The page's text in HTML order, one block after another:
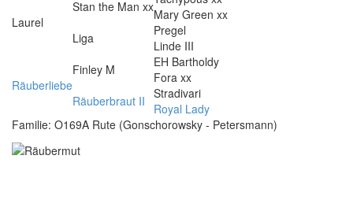
Laurel
Stan the Man xxMary Green xx
Liga
Pregel
Linde III
Räuberliebe
Finley M
EH Bartholdy
Fora xx
Räuberbraut II Stradivari
Royal Lady
Familie: O169A Rute (Gonschorowsky - Petersmann)